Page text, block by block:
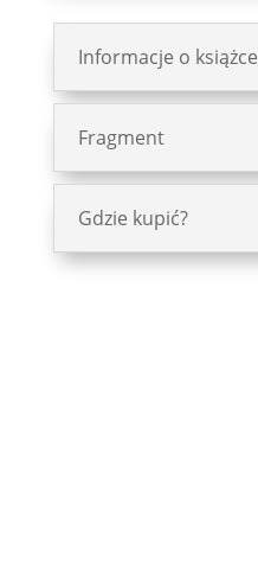
Informacje o książce
Fragment
Gdzie kupić?